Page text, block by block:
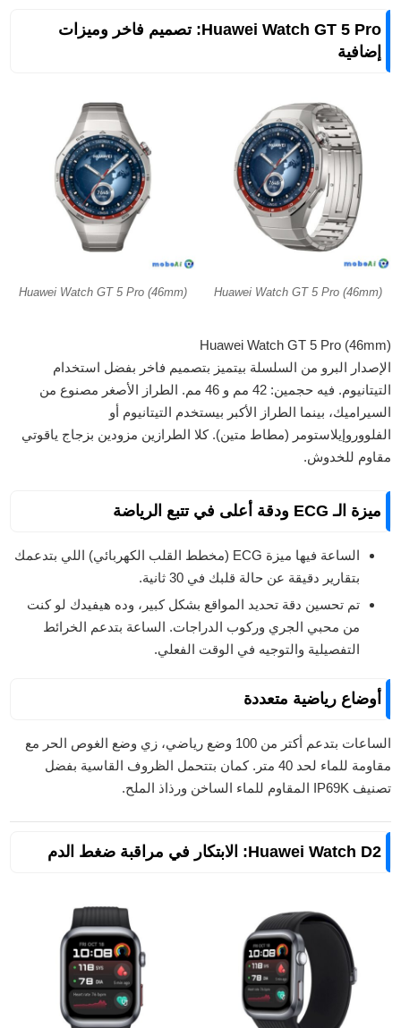
Huawei Watch GT 5 Pro: تصميم فاخر وميزات
إضافية
Huawei Watch GT 5 Pro (46mm)
Huawei Watch GT 5 Pro (46mm)
Huawei Watch GT 5 Pro (46mm)
الإصدار البرو من السلسلة بيتميز بتصميم فاخر بفضل استخدام
التيتانيوم. فيه حجمين: 42 مم و 46 مم. الطراز الأصغر مصنوع من
السيراميك، بينما الطراز الأكبر بيستخدم التيتانيوم أو
الفلووروإيلاستومر (مطاط متين). كلا الطرازين مزودين بزجاج ياقوتي
مقاوم للخدوش.
ميزة الـ ECG ودقة أعلى في تتبع الرياضة
الساعة فيها ميزة ECG (مخطط القلب الكهربائي) اللي بتدعمك
بتقارير دقيقة عن حالة قلبك في 30 ثانية.
تم تحسين دقة تحديد المواقع بشكل كبير، وده هيفيدك لو كنت
من محبي الجري وركوب الدراجات. الساعة بتدعم الخرائط
التفصيلية والتوجيه في الوقت الفعلي.
أوضاع رياضية متعددة
الساعات بتدعم أكتر من 100 وضع رياضي، زي وضع الغوص الحر مع
مقاومة للماء لحد 40 متر. كمان بتتحمل الظروف القاسية بفضل
تصنيف IP69K المقاوم للماء الساخن ورذاذ الملح.
Huawei Watch D2: الابتكار في مراقبة ضغط الدم